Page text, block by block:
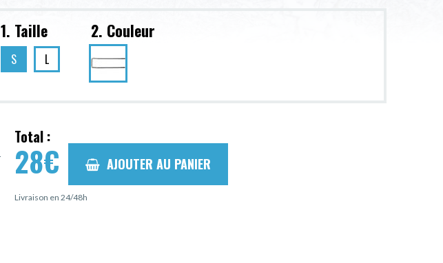
1. Taille
S L
2. Couleur
Total :
28€ AJOUTER AU PANIER
Livraison en 24/48h